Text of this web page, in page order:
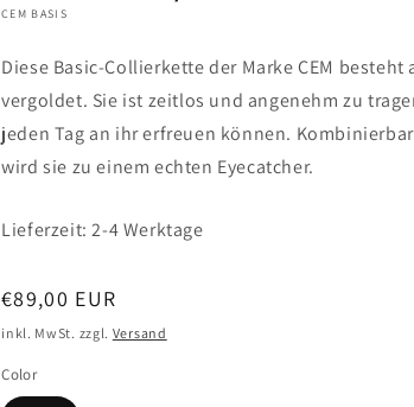
CEM BASIS
Diese Basic-Collierkette der Marke CEM besteht
vergoldet. Sie ist zeitlos und angenehm zu
jeden Tag an ihr erfreuen können.
wird sie zu einem echten Eyecatcher.
Lieferzeit: 2-4 Werktage
Normaler
Preis
€89,00 EUR
inkl. MwSt. zzgl. Versand
Color